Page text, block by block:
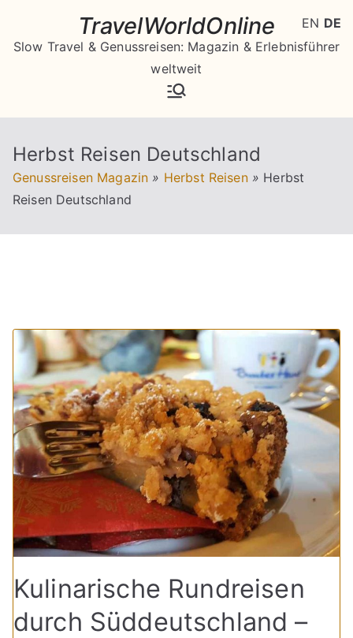
springen
TravelWorldOnline
Slow Travel & Genussreisen: Magazin & Erlebnisführer
weltweit
Herbst Reisen Deutschland
Genussreisen Magazin » Herbst Reisen » Herbst
Reisen Deutschland
Kulinarische Rundreisen
durch Süddeutschland –
EN DE